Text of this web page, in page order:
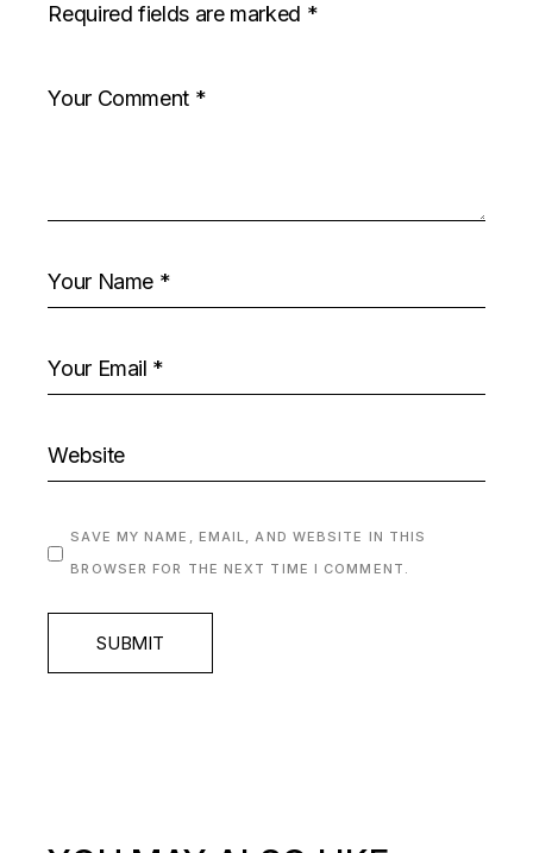
Required fields are marked *
SAVE MY NAME, EMAIL, AND WEBSITE IN THIS
BROWSER FOR THE NEXT TIME I COMMENT.
SUBMIT